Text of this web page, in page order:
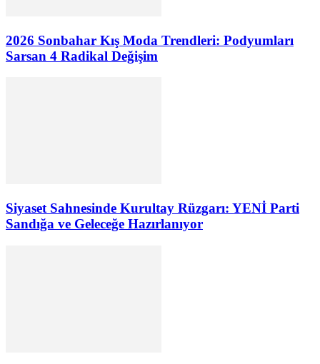
2026 Sonbahar Kış Moda Trendleri: Podyumları
Sarsan 4 Radikal Değişim
Siyaset Sahnesinde Kurultay Rüzgarı: YENİ Parti
Sandığa ve Geleceğe Hazırlanıyor